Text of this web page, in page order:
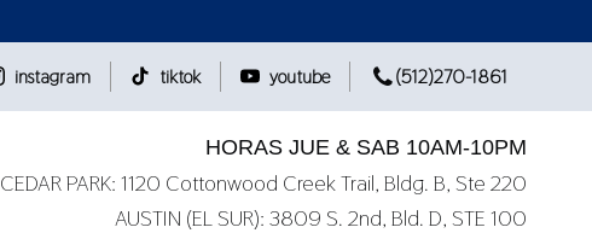
instagram tiktok youtube (512)270-1861
HORAS JUE & SAB 10AM-10PM
CEDAR PARK: 1120 Cottonwood Creek Trail, Bldg. B, Ste 220
AUSTIN (EL SUR): 3809 S. 2nd, Bld. D, STE 100